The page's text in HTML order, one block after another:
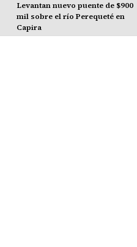
Levantan nuevo puente de $900
mil sobre el río Perequeté en
Capira